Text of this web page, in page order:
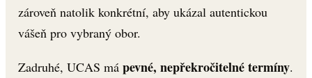
zároveň natolik konkrétní, aby ukázal autentickou
vášeň pro vybraný obor.
Zadruhé, UCAS má pevné, nepřekročitelné termíny.